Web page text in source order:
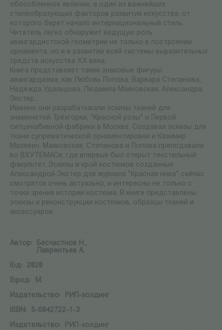
обособленное явление, а один из важнейших
стилеобразующих факторов развития искусства, от
которого берет начало интернациональный стиль.
Читатель легко обнаружит ведущую роль
авангардистской геометрии не только в построении
орнамента, но и в развитии всей системы выразительных
средств искусства XX века.
Книга представляет такие знаковые фигуры
авангардизма, как Любовь Попова, Варвара Степанова,
Надежда Удальцова, Людмила Маяковская, Александра
Экстер...
Именно они разрабатывали эскизы тканей для
знаменитой Трёхгорки, "Красной розы" и Первой
ситценабивной фабрики в Москве. Создавал эскизы для
ткани супрематической орнаментировки и Казимир
Малевич. Маяковская, Степанова и Попова преподавали
во ВХУТЕМАСе, где впервые был открыт текстильный
факультет. Эскизы и крой костюмов созданные
Александрой Экстер для журнала "Красная нива" сейчас
смотрятся очень актуально, и интересны не только с
точки зрения истории костюма. В книге представлены
эскизы и реконструкции костюмов, образцы тканей и
аксессуаров.
Автор:
Бесчастнов Н.,
Лаврентьев А.
Год:
2020
Город:
М.
Издательство:
РИП-холдинг
ISBN:
5-6042722-1-3
Издательство:
РИП-холдинг